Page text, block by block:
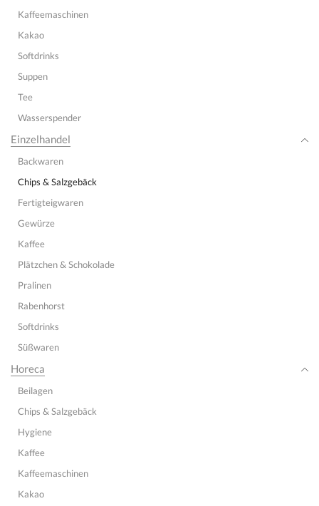
Kaffeemaschinen
Kakao
Softdrinks
Suppen
Tee
Wasserspender
Einzelhandel
Backwaren
Chips & Salzgebäck
Fertigteigwaren
Gewürze
Kaffee
Plätzchen & Schokolade
Pralinen
Rabenhorst
Softdrinks
Süßwaren
Horeca
Beilagen
Chips & Salzgebäck
Hygiene
Kaffee
Kaffeemaschinen
Kakao